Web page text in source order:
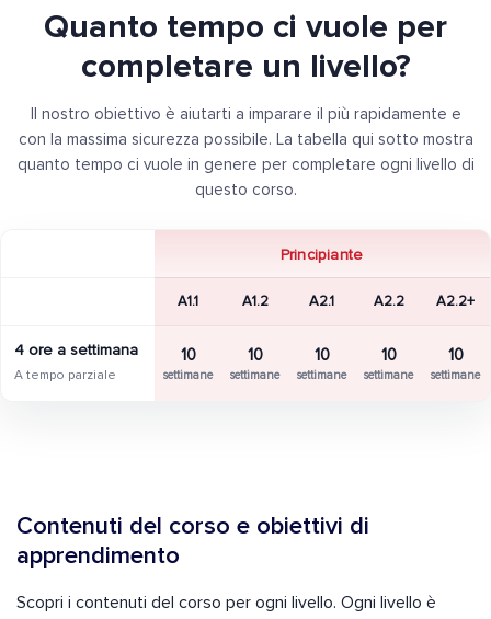
Quanto tempo ci vuole per
completare un livello?
Il nostro obiettivo è aiutarti a imparare il più rapidamente e
con la massima sicurezza possibile. La tabella qui sotto mostra
quanto tempo ci vuole in genere per completare ogni livello di
questo corso.
Principiante
A1.1 A1.2 A2.1 A2.2 A2.2+
4 ore a settimana
A tempo parziale
10
settimane
10
settimane
10
settimane
10
settimane
10
settimane
Contenuti del corso e obiettivi di
apprendimento
Scopri i contenuti del corso per ogni livello. Ogni livello è